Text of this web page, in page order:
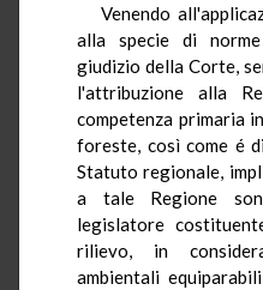
Venendo
alla specie di
giudizio della Corte,
l'attribuzione alla
competenza primaria
foreste, così come é
Statuto regionale,
a tale Regione
legislatore
rilievo, in
ambientali